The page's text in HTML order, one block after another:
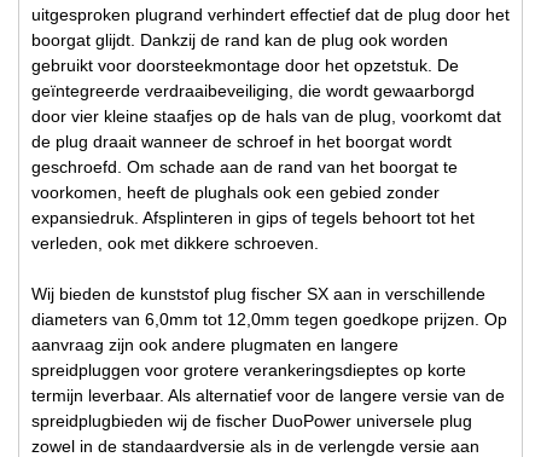
uitgesproken plugrand verhindert effectief dat de plug door het
boorgat glijdt. Dankzij de rand kan de plug ook worden
gebruikt voor doorsteekmontage door het opzetstuk. De
geïntegreerde verdraaibeveiliging, die wordt gewaarborgd
door vier kleine staafjes op de hals van de plug, voorkomt dat
de plug draait wanneer de schroef in het boorgat wordt
geschroefd. Om schade aan de rand van het boorgat te
voorkomen, heeft de plughals ook een gebied zonder
expansiedruk. Afsplinteren in gips of tegels behoort tot het
verleden, ook met dikkere schroeven.
Wij bieden de kunststof plug fischer SX aan in verschillende
diameters van 6,0mm tot 12,0mm tegen goedkope prijzen. Op
aanvraag zijn ook andere plugmaten en langere
spreidpluggen voor grotere verankeringsdieptes op korte
termijn leverbaar. Als alternatief voor de langere versie van de
spreidplugbieden wij de fischer DuoPower universele plug
zowel in de standaardversie als in de verlengde versie aan